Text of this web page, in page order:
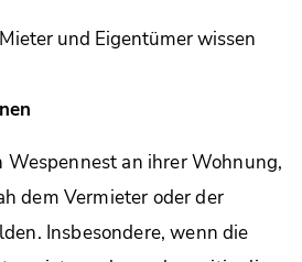
Wespennest an ihrer Wohnung,
dem Vermieter oder der
Insbesondere, wenn die